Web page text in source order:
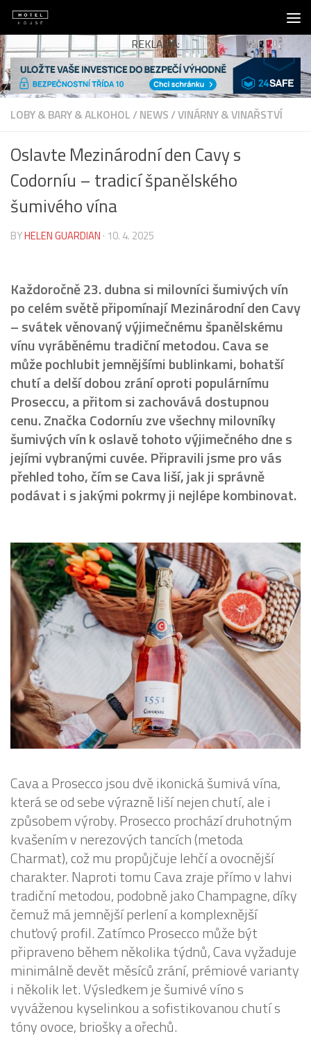
Skip to content
REKLAMA:
LOBY & BARY & ALKOHOL/NEWS/VINÁRNY & VINAŘSTVÍ
Oslavte Mezinárodní den Cavy s
Codorníu – tradicí španělského
šumivého vína
BYHELEN GUARDIAN · 10. 4. 2025
Každoročně 23. dubna si milovníci šumivých vín
po celém světě připomínají Mezinárodní den Cavy
– svátek věnovaný výjimečnému španělskému
vínu vyráběnému tradiční metodou. Cava se
může pochlubit jemnějšími bublinkami, bohatší
chutí a delší dobou zrání oproti populárnímu
Proseccu, a přitom si zachovává dostupnou
cenu. Značka Codorníu zve všechny milovníky
šumivých vín k oslavě tohoto výjimečného dne s
jejími vybranými cuvée. Připravili jsme pro vás
přehled toho, čím se Cava liší, jak ji správně
podávat i s jakými pokrmy ji nejlépe kombinovat.
Cava a Prosecco jsou dvě ikonická šumivá vína,
která se od sebe výrazně liší nejen chutí, ale i
způsobem výroby. Prosecco prochází druhotným
kvašením v nerezových tancích (metoda
Charmat), což mu propůjčuje lehčí a ovocnější
charakter. Naproti tomu Cava zraje přímo v lahvi
tradiční metodou, podobně jako Champagne, díky
čemuž má jemnější perlení a komplexnější
chuťový profil. Zatímco Prosecco může být
připraveno během několika týdnů, Cava vyžaduje
minimálně devět měsíců zrání, prémiové varianty
i několik let. Výsledkem je šumivé víno s
vyváženou kyselinkou a sofistikovanou chutí s
tóny ovoce, briošky a ořechů.